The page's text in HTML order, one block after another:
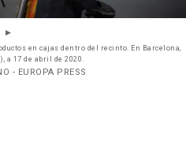
en cajas dentro del recinto. En Barcelona,
a 17 de abril de 2020.
- EUROPA PRESS